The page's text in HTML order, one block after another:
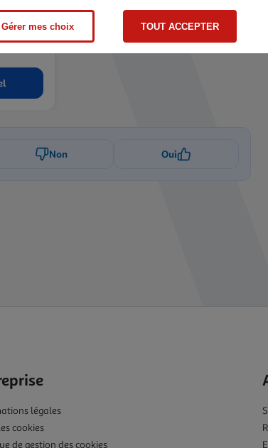
Non Oui
légales
cookies
de gestion des cookies
Gérer mes choix TOUT ACCEPTER